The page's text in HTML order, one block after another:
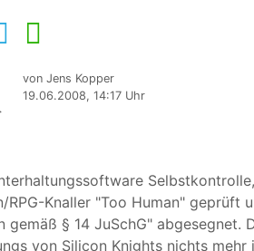
von Jens Kopper
19.06.2008, 14:17 Uhr
RPG-Knaller "Too Human" geprüft
gemäß § 14 JuSchG"
von Silicon Knights nichts mehr